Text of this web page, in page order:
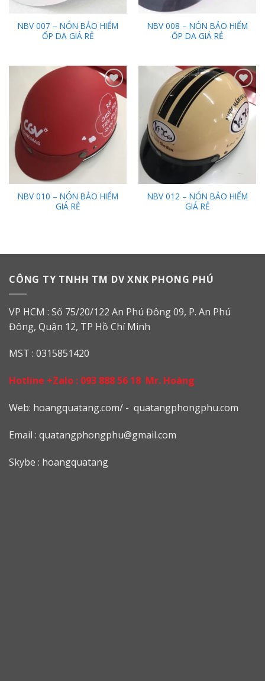
NBV 007 – NÓN BẢO HIỂM
ỐP DA GIÁ RẺ
NBV 008 – NÓN BẢO HIỂM
ỐP DA GIÁ RẺ
Add to
Wishlist
NBV 010 – NÓN BẢO HIỂM
GIÁ RẺ
Add to
Wishlist
NBV 012 – NÓN BẢO HIỂM
GIÁ RẺ
CÔNG TY TNHH TM DV XNK PHONG PHÚ
VP HCM : Số 75/20/122 An Phú Đông 09, P. An Phú
Đông, Quận 12, TP Hồ Chí Minh
MST : 0315851420
Hotline +Zalo : 093 888 56 18 Mr. Hoàng
Web: hoangquatang.com/ - quatangphongphu.com
Email : quatangphongphu@gmail.com
Skybe : hoangquatang